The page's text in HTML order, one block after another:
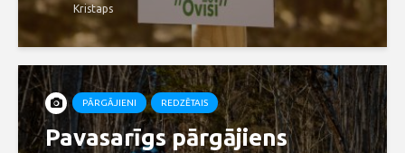
Kristaps
PĀRGĀJIENI REDZĒTAIS
Pavasarīgs pārgājiens